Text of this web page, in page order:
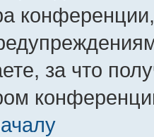
за что